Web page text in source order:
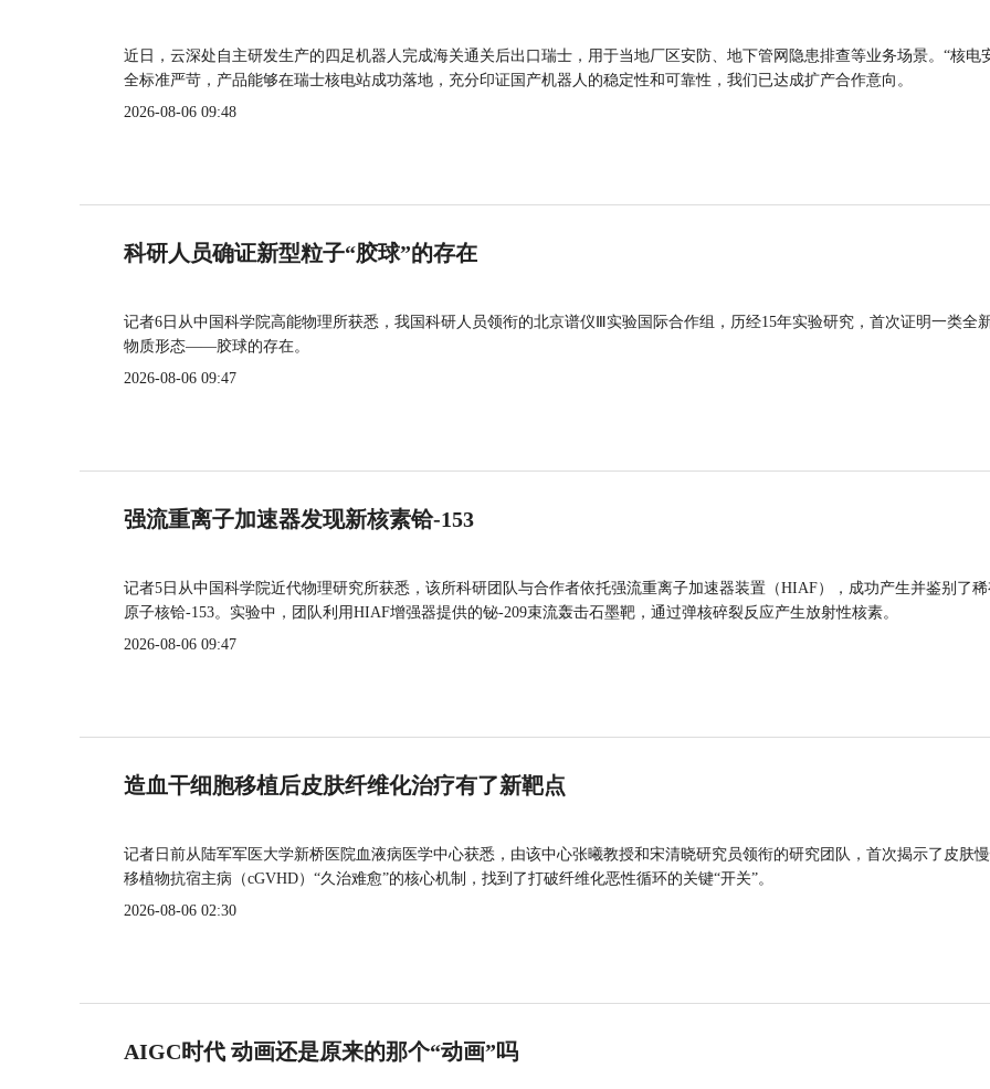
近日，云深处自主研发生产的四足机器人完成海关通关后出口瑞士，用于当地厂区安防、地下管网隐患排查等业务场景。“核电
全标准严苛，产品能够在瑞士核电站成功落地，充分印证国产机器人的稳定性和可靠性，我们已达成扩产合作意向。
2026-08-06 09:48
科研人员确证新型粒子“胶球”的存在
记者6日从中国科学院高能物理所获悉，我国科研人员领衔的北京谱仪Ⅲ实验国际合作组，历经15年实验研究，首次证明一类全
物质形态——胶球的存在。
2026-08-06 09:47
强流重离子加速器发现新核素铪-153
记者5日从中国科学院近代物理研究所获悉，该所科研团队与合作者依托强流重离子加速器装置（HIAF），成功产生并鉴别了
原子核铪-153。实验中，团队利用HIAF增强器提供的铋-209束流轰击石墨靶，通过弹核碎裂反应产生放射性核素。
2026-08-06 09:47
造血干细胞移植后皮肤纤维化治疗有了新靶点
记者日前从陆军军医大学新桥医院血液病医学中心获悉，由该中心张曦教授和宋清晓研究员领衔的研究团队，首次揭示了皮肤
移植物抗宿主病（cGVHD）“久治难愈”的核心机制，找到了打破纤维化恶性循环的关键“开关”。
2026-08-06 02:30
AIGC时代 动画还是原来的那个“动画”吗